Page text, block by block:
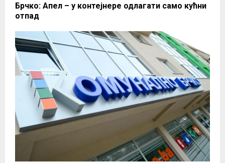
Брчко: Апел – у контејнере одлагати само кућни
отпад